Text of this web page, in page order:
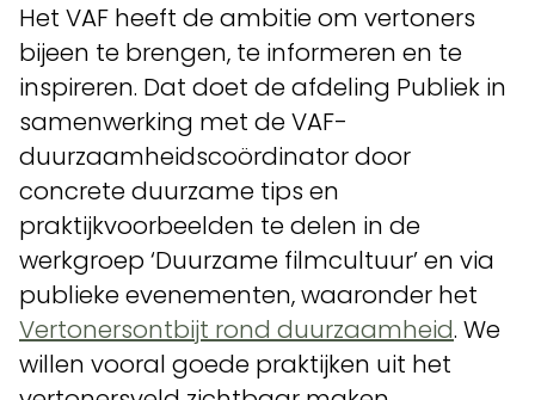
Het VAF heeft de ambitie om vertoners
bijeen te brengen, te informeren en te
inspireren. Dat doet de afdeling Publiek in
samenwerking met de VAF-
duurzaamheidscoördinator door
concrete duurzame tips en
praktijkvoorbeelden te delen in de
werkgroep ‘Duurzame filmcultuur’ en via
publieke evenementen, waaronder het
Vertonersontbijt rond duurzaamheid. We
willen vooral goede praktijken uit het